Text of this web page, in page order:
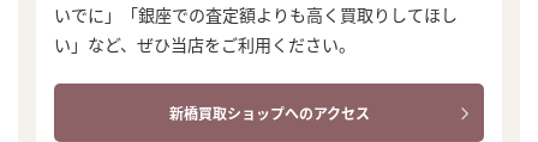
いでに」「銀座での査定額よりも高く買取りしてほし
い」など、ぜひ当店をご利用ください。
新橋買取ショップへのアクセス